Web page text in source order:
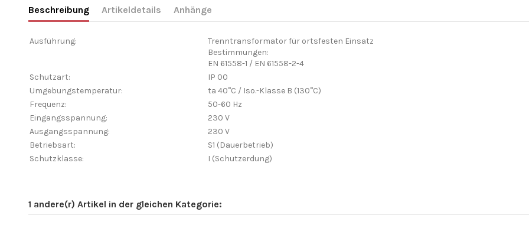
Beschreibung Artikeldetails Anhänge
Ausführung:
Trenntransformator für ortsfesten Einsatz
Bestimmungen:
EN 61558-1 / EN 61558-2-4
Schutzart:
IP 00
Umgebungstemperatur:
ta 40°C / Iso.-Klasse B (130°C)
Frequenz:
50-60 Hz
Eingangsspannung:
230 V
Ausgangsspannung:
230 V
Betriebsart:
S1 (Dauerbetrieb)
Schutzklasse:
I (Schutzerdung)
1 andere(r) Artikel in der gleichen Kategorie: